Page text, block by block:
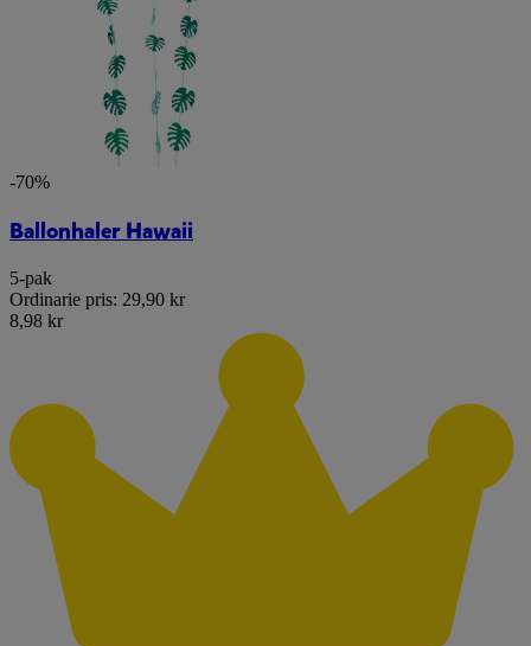
-70%
Ballonhaler Hawaii
5-pak
Ordinarie pris: 29,90 kr
8,98 kr